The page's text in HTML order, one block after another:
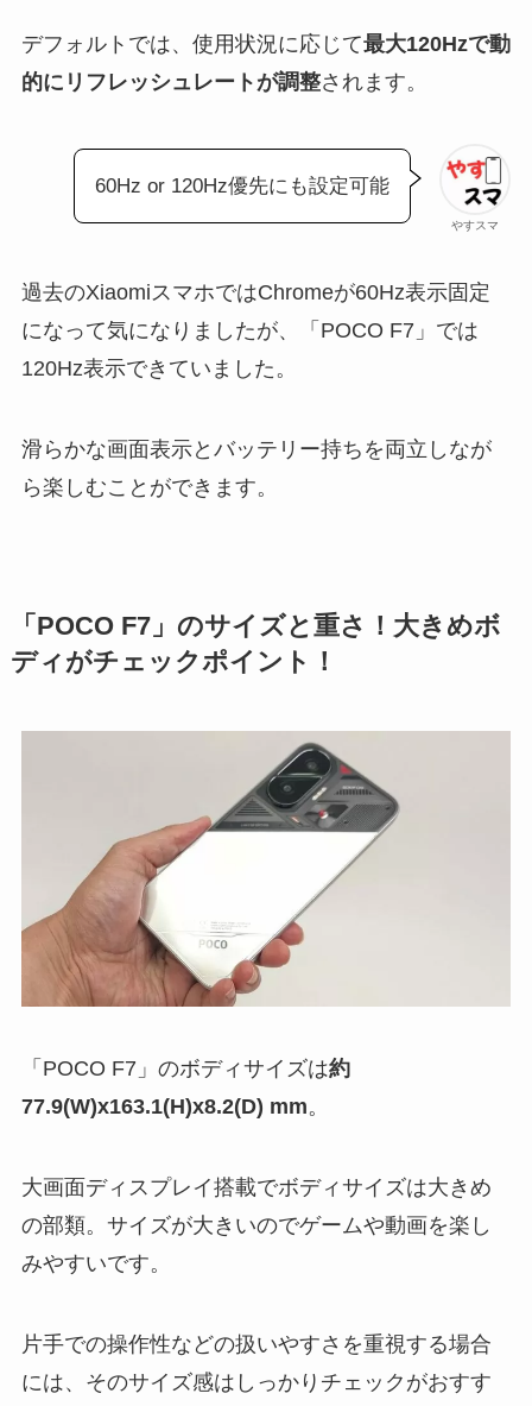
デフォルトでは、使用状況に応じて最大120Hzで動
的にリフレッシュレートが調整されます。
やすスマ
60Hz or 120Hz優先にも設定可能
過去のXiaomiスマホではChromeが60Hz表示固定
になって気になりましたが、「POCO F7」では
120Hz表示できていました。
滑らかな画面表示とバッテリー持ちを両立しなが
ら楽しむことができます。
「POCO F7」のサイズと重さ！大きめボ
ディがチェックポイント！
「POCO F7」のボディサイズは約
77.9(W)x163.1(H)x8.2(D) mm。
大画面ディスプレイ搭載でボディサイズは大きめ
の部類。サイズが大きいのでゲームや動画を楽し
みやすいです。
片手での操作性などの扱いやすさを重視する場合
には、そのサイズ感はしっかりチェックがおすす